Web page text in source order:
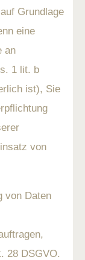
Grundlage
eine
an
1 lit. b
ist), Sie
von
von Daten
28 DSGVO.